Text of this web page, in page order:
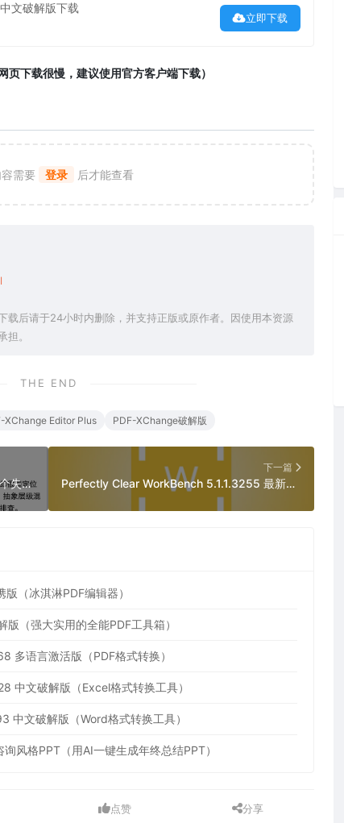
文破解版下载
立即下载
页下载很慢，建议使用官方客户端下载）
需要 登录 后才能查看
载后请于24小时内删除，并支持正版或原作者。因使用本资源
。
THE END
XChange Editor Plus PDF-XChange破解版
Vibe Coding 三个月，团队亲手养出了一个失控的怪物
下一篇
Perfectly Clear WorkBench 5.1.1.3255 最新版（智能图像清晰处理软件）
（冰淇淋PDF编辑器）
（强大实用的全能PDF工具箱）
多语言激活版（PDF格式转换）
中文破解版（Excel格式转换工具）
文破解版（Word格式转换工具）
风格PPT（用AI一键生成年终总结PPT）
点赞 分享